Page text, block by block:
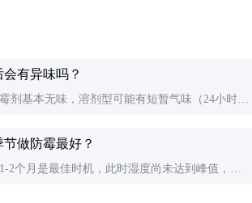
会有异味吗？
剂基本无味，溶剂型可能有短暂气味（24小时内
节做防霉最好？
2个月是最佳时机，此时湿度尚未达到峰值，处